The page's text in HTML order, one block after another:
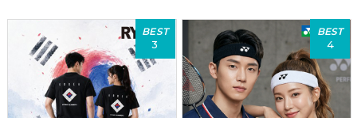
BEST
3
BEST
4